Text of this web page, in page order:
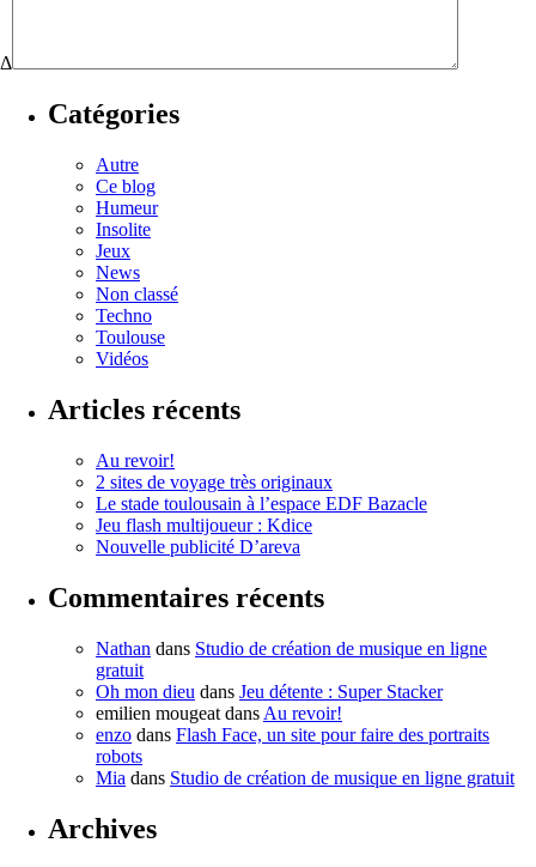
Δ
Catégories
Autre
Ce blog
Humeur
Insolite
Jeux
News
Non classé
Techno
Toulouse
Vidéos
Articles récents
Au revoir!
2 sites de voyage très originaux
Le stade toulousain à l’espace EDF Bazacle
Jeu flash multijoueur : Kdice
Nouvelle publicité D’areva
Commentaires récents
Nathan dans Studio de création de musique en ligne
gratuit
Oh mon dieu dans Jeu détente : Super Stacker
emilien mougeat dans Au revoir!
enzo dans Flash Face, un site pour faire des portraits
robots
Mia dans Studio de création de musique en ligne gratuit
Archives